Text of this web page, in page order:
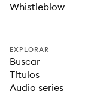
Whistleblow
EXPLORAR
Buscar
Títulos
Audio series